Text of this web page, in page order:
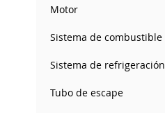
TO
ADD
TO
ADD
WISH
LIST
TO
COMPARE
WISH
TO
Motor
Sistema de combustible
Sistema de refrigeración
Tubo de escape